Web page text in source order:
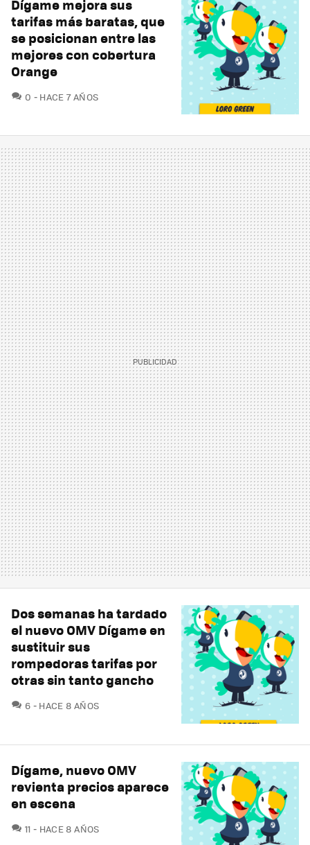
Dígame mejora sus
tarifas más baratas, que
se posicionan entre las
mejores con cobertura
Orange
0 COMENTARIOS
HACE 7 AÑOS
Dos semanas ha tardado
el nuevo OMV Dígame en
sustituir sus
rompedoras tarifas por
otras sin tanto gancho
6 COMENTARIOS
HACE 8 AÑOS
Dígame, nuevo OMV
revienta precios aparece
en escena
11 COMENTARIOS
HACE 8 AÑOS